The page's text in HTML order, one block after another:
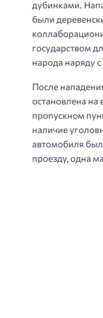
дубинками.
были
государством
народа наряду
После
остановлена
пропускном
наличие
автомобиля
проезду, одна